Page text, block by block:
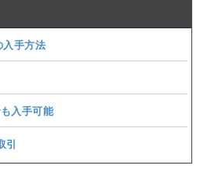
手方法
入手可能